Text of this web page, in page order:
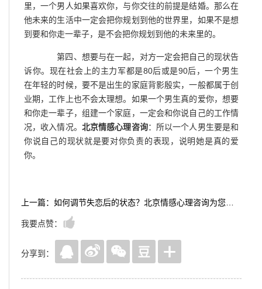
里，一个男人如果喜欢你，与你交往的前提是结婚。那么在
他未来的生活中一定会把你规划到他的世界里，如果不是想
到要和你走一辈子，是不会把你规划到他的未来里的。
第四、想要与在一起，对方一定会把自己的现状告
诉你。现在社会上的主力军都是80后或是90后，一个男生
在年轻的时候，要不是出生的家庭背影殷实，一般都属于创
业期，工作上也不会太理想。如果一个男生真的爱你，想要
和你走一辈子，组建一个家庭，一定会和你说自己的工作情
况，收入情况。 北京情感心理咨询：所以一个人男生要是和
你说自己的现状就是要对你负责的表现，说明她是真的爱
你。
上一篇：如何调节失恋后的状态？北京情感心理咨询为您解答
我要点赞：
分享到：